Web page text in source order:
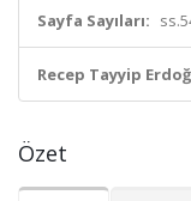
Sayfa Sayıları:
Recep Tayyip
Özet